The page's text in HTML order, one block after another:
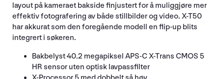
layout på kameraet bakside finjustert for å muliggjøre mer
effektiv fotografering av både stillbilder og video. X-T50
har akkurat som den foregående modell en flip-up blits
integrert i søkeren.
Bakbelyst 40.2 megapiksel APS-C X-Trans CMOS 5
HR sensor uten optisk lavpassfilter